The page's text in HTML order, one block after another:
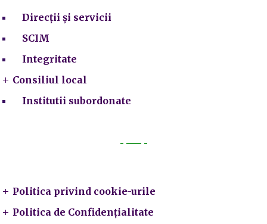
Direcții și servicii
SCIM
Integritate
Consiliul local
Institutii subordonate
Politica privind cookie-urile
Politica de Confidențialitate